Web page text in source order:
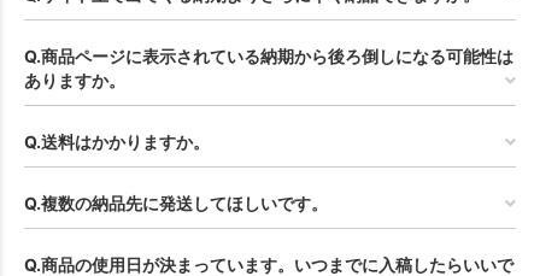
Q.商品ページに表示されている納期から後ろ倒しになる可能性は
ありますか。
Q.送料はかかりますか。
Q.複数の納品先に発送してほしいです。
Q.商品の使用日が決まっています。いつまでに入稿したらいいで